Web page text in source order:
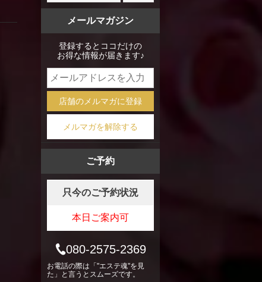
メールマガジン
登録するとココだけの
お得な情報が届きます♪
店舗のメルマガに登録
メルマガを解除する
ご予約
只今のご予約状況
本日ご案内可
080-2575-2369
お電話の際は「"エステ魂"を見
た」と言うとスムーズです。